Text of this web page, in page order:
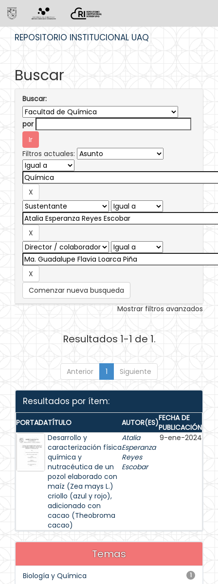
REPOSITORIO INSTITUCIONAL UAQ
Buscar
Buscar:
por
Filtros actuales:
Comenzar nueva busqueda
Mostrar filtros avanzados
Resultados 1-1 de 1.
Anterior 1 Siguiente
Resultados por ítem:
PORTADATÍTULO AUTOR(ES)FECHA DE
PUBLICACIÓN
Desarrollo y
caracterización física
química y
nutracéutica de un
pozol elaborado con
maíz (Zea mays L.)
criollo (azul y rojo),
adicionado con
cacao (Theobroma
cacao)
Atalia
Esperanza
Reyes
Escobar
9-ene-2024
Temas
1
Biología y Química